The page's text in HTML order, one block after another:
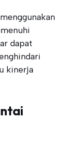
dapat
kinerja